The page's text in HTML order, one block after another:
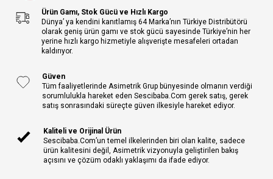
Ürün Gamı, Stok Gücü ve Hızlı Kargo
Dünya’ ya kendini kanıtlamış 64 Marka’nın Türkiye Distribütörü
olarak geniş ürün gamı ve stok gücü sayesinde Türkiye’nin her
yerine hızlı kargo hizmetiyle alışverişte mesafeleri ortadan
kaldırıyor.
Güven
Tüm faaliyetlerinde Asimetrik Grup bünyesinde olmanın verdiği
sorumlulukla hareket eden Sescibaba.Com gerek satış, gerek
satış sonrasındaki süreçte güven ilkesiyle hareket ediyor.
Kaliteli ve Orijinal Ürün
Sescibaba.Com’un temel ilkelerinden biri olan kalite, sadece
ürün kalitesini değil, Asimetrik vizyonuyla geliştirilen bakış
açısını ve çözüm odaklı yaklaşımı da ifade ediyor.